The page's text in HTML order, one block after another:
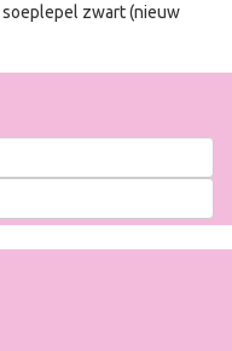
zwart (nieuw